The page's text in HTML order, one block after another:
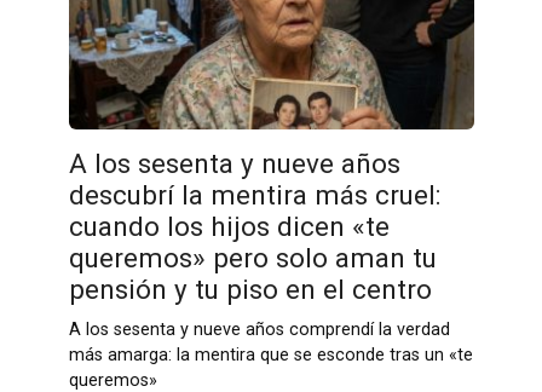
A los sesenta y nueve años
descubrí la mentira más cruel:
cuando los hijos dicen «te
queremos» pero solo aman tu
pensión y tu piso en el centro
A los sesenta y nueve años comprendí la verdad
más amarga: la mentira que se esconde tras un «te
queremos»